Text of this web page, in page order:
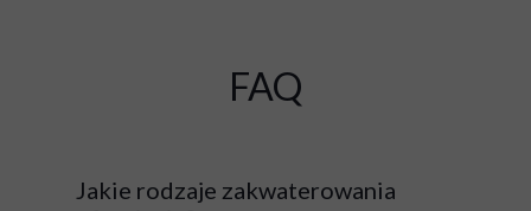
FAQ
Jakie rodzaje zakwaterowania